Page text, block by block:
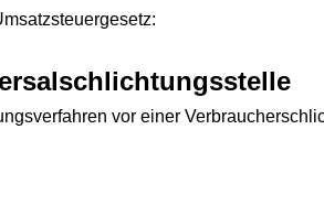
vor einer